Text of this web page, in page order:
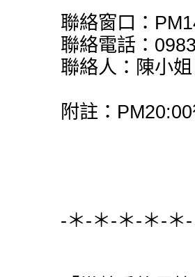
聯絡窗口：
聯絡電話：
聯絡人：陳小姐
附註：
-＊-＊-＊-＊-＊